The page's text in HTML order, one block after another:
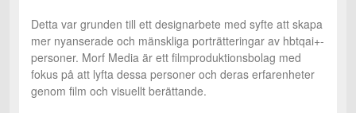
Detta var grunden till ett designarbete med syfte att skapa
mer nyanserade och mänskliga porträtteringar av hbtqai+-
personer. Morf Media är ett filmproduktionsbolag med
fokus på att lyfta dessa personer och deras erfarenheter
genom film och visuellt berättande.